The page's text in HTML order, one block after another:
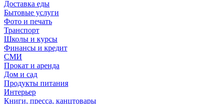
Доставка еды
Бытовые услуги
Фото и печать
Транспорт
Школы и курсы
Финансы и кредит
СМИ
Прокат и аренда
Дом и сад
Продукты питания
Интерьер
Книги, пресса, канцтовары